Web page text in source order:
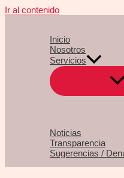
Ir al contenido
Inicio
Nosotros
Servicios
Noticias
Transparencia
Sugerencias /